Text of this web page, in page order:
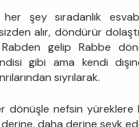
şey sıradanlık
alır, döndürür
gelip Rabbe
gibi ama kendi
sıyrılarak.
dönüşle nefsin yüreklere
daha derine sevk